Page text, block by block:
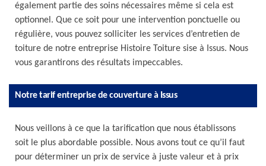
également partie des soins nécessaires même si cela est
optionnel. Que ce soit pour une intervention ponctuelle ou
régulière, vous pouvez solliciter les services d’entretien de
toiture de notre entreprise Histoire Toiture sise à Issus. Nous
vous garantirons des résultats impeccables.
Notre tarif entreprise de couverture à Issus
Nous veillons à ce que la tarification que nous établissons
soit le plus abordable possible. Nous avons tout ce qu’il faut
pour déterminer un prix de service à juste valeur et à prix